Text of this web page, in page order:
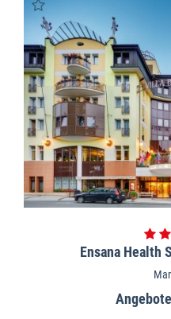
Ensana Health
Angebote